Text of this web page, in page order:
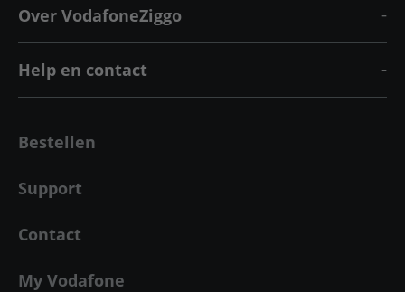
Over VodafoneZiggo
Help en contact
Bestellen
Support
Contact
My Vodafone